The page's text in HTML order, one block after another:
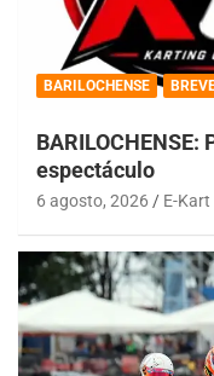
BARILOCHENSE
espectáculo
6 agosto, 2026 E-Kart